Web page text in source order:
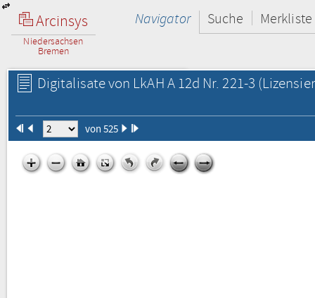
Arcinsys
Niedersachsen
Bremen
Navigator Suche Merkliste
Digitalisate von LkAH A 12d Nr. 221-3
von 525